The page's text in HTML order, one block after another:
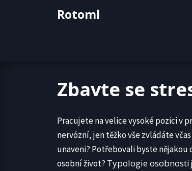
Rotoml
Zbavte se
Pracujete na velice vysoké pozici v
nervózní, jen těžko vše zvládáte
unaveni? Potřebovali byste
osobní život? Typologie osobnosti